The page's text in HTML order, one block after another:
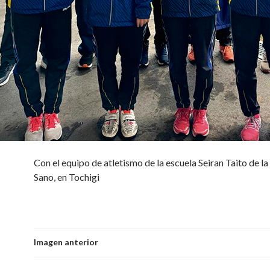
Con el equipo de atletismo de la escuela Seiran Taito de
Sano, en Tochigi
Imagen anterior